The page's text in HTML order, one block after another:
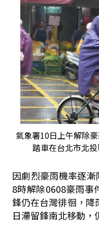
氣象署10日上午解除
踏車在台北市北
因劇烈豪雨機率逐
8時解除0608豪雨事
鋒仍在台灣徘徊，
日滯留鋒南北移動，